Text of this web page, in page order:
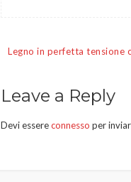
Navigazione
Legno in perfetta tensione
Leave a Reply
Devi essereconnesso per